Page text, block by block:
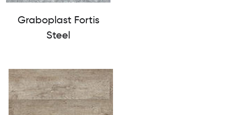
Graboplast Fortis
Steel